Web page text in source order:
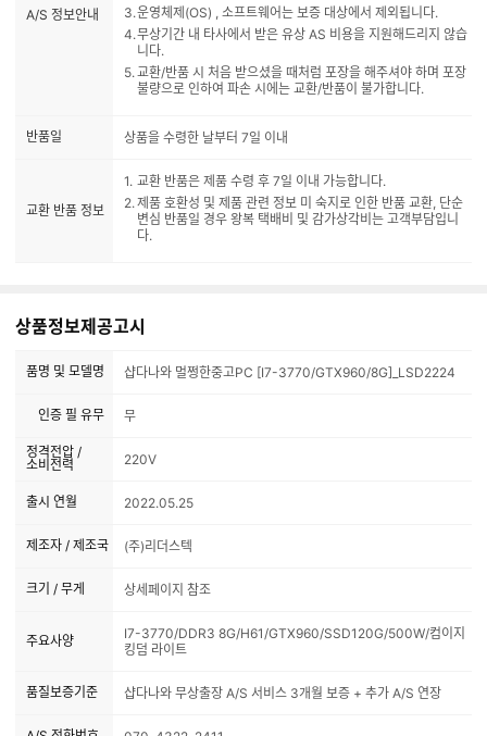
A/S 정보안내
운영체제(OS) , 소프트웨어는 보증 대상에서 제외됩니다.
무상기간 내 타사에서 받은 유상 AS 비용을 지원해드리지 않습
니다.
교환/반품 시 처음 받으셨을 때처럼 포장을 해주셔야 하며 포장
불량으로 인하여 파손 시에는 교환/반품이 불가합니다.
반품일 상품을 수령한 날부터 7일 이내
교환 반품 정보
교환 반품은 제품 수령 후 7일 이내 가능합니다.
제품 호환성 및 제품 관련 정보 미 숙지로 인한 반품 교환, 단순
변심 반품일 경우 왕복 택배비 및 감가상각비는 고객부담입니
다.
상품정보제공고시
품명 및 모델명 샵다나와 멀쩡한중고PC [I7-3770/GTX960/8G]_LSD2224
인증 필 유무 무
정격전압 /
소비전력
220V
출시 연월 2022.05.25
제조자 / 제조국 (주)리더스텍
크기 / 무게 상세페이지 참조
주요사양
I7-3770/DDR3 8G/H61/GTX960/SSD120G/500W/컴이지
킹덤 라이트
품질보증기준 샵다나와 무상출장 A/S 서비스 3개월 보증 + 추가 A/S 연장